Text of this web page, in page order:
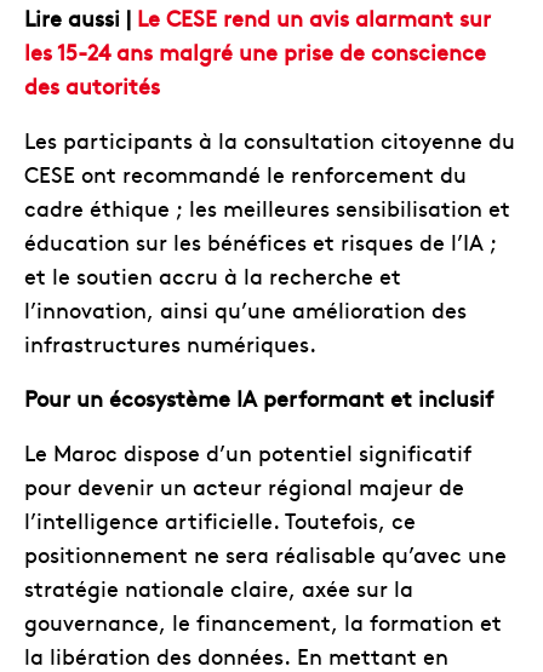
Lire aussi | Le CESE rend un avis alarmant sur
les 15-24 ans malgré une prise de conscience
des autorités
Les participants à la consultation citoyenne du
CESE ont recommandé le renforcement du
cadre éthique ; les meilleures sensibilisation et
éducation sur les bénéfices et risques de l’IA ;
et le soutien accru à la recherche et
l’innovation, ainsi qu’une amélioration des
infrastructures numériques.
Pour un écosystème IA performant et inclusif
Le Maroc dispose d’un potentiel significatif
pour devenir un acteur régional majeur de
l’intelligence artificielle. Toutefois, ce
positionnement ne sera réalisable qu’avec une
stratégie nationale claire, axée sur la
gouvernance, le financement, la formation et
la libération des données. En mettant en